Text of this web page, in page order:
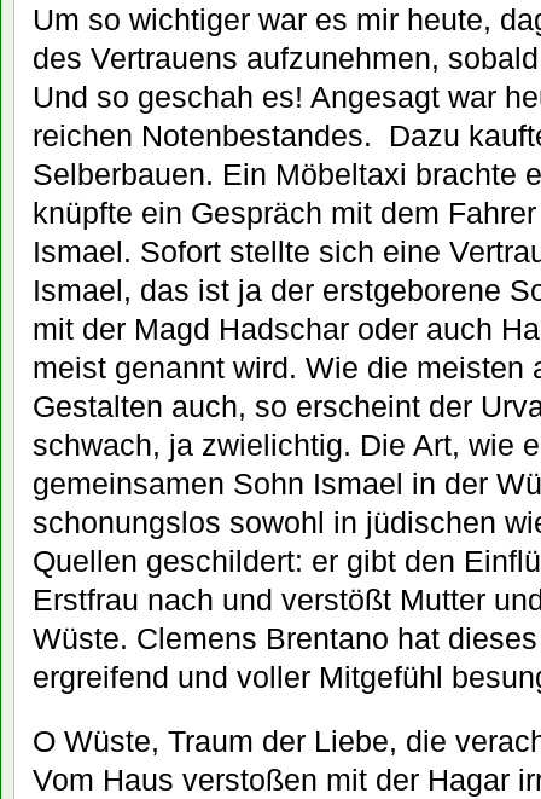
Um so wichtiger war es mir heute,
des Vertrauens aufzunehmen,
Und so geschah es! Angesagt war
reichen Notenbestandes. Dazu
Selberbauen. Ein Möbeltaxi brachte
knüpfte ein Gespräch mit dem
Ismael. Sofort stellte sich eine
Ismael, das ist ja der erstgeborene
mit der Magd Hadschar oder auch
meist genannt wird. Wie die meisten
Gestalten auch, so erscheint der
schwach, ja zwielichtig. Die Art, wie
gemeinsamen Sohn Ismael in der
schonungslos sowohl in jüdischen
Quellen geschildert: er gibt den
Erstfrau nach und verstößt Mutter
Wüste. Clemens Brentano hat
ergreifend und voller Mitgefühl
O Wüste, Traum der Liebe, die
Vom Haus verstoßen mit der Hagar